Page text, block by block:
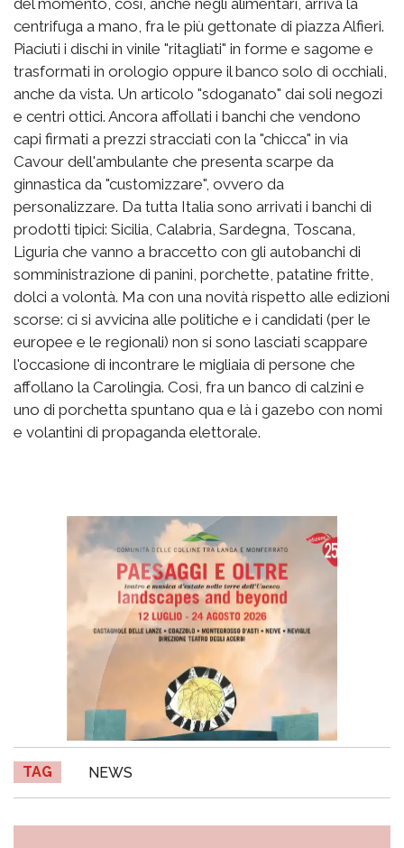
centrifuga a mano, fra le più gettonate di piazza Alfieri.
Piaciuti i dischi in vinile "ritagliati" in forme e sagome e
trasformati in orologio oppure il banco solo di occhiali,
anche da vista. Un articolo "sdoganato" dai soli negozi
e centri ottici. Ancora affollati i banchi che vendono
capi firmati a prezzi stracciati con la "chicca" in via
Cavour dell'ambulante che presenta scarpe da
ginnastica da "customizzare", ovvero da
personalizzare. Da tutta Italia sono arrivati i banchi di
prodotti tipici: Sicilia, Calabria, Sardegna, Toscana,
Liguria che vanno a braccetto con gli autobanchi di
somministrazione di panini, porchette, patatine fritte,
dolci a volontà. Ma con una novità rispetto alle edizioni
scorse: ci si avvicina alle politiche e i candidati (per le
europee e le regionali) non si sono lasciati scappare
l'occasione di incontrare le migliaia di persone che
affollano la Carolingia. Così, fra un banco di calzini e
uno di porchetta spuntano qua e là i gazebo con nomi
e volantini di propaganda elettorale.
TAG NEWS